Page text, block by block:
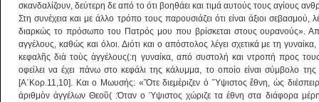
σκανδαλίζουν, δεύτερη δε από το ότι βοηθάει και τιμά αυτούς τους αγίους
Στη συνέχεια και με άλλο τρόπο τους παρουσιάζει ότι είναι άξιοι σεβασμού,
διαρκώς το πρόσωπο του Πατρός μου που βρίσκεται στους ουρανούς». Από
αγγέλους, καθώς και όλοι. Διότι και ο απόστολος λέγει σχετικά με τη γυναίκα,
κεφαλῆς διὰ τοὺς ἀγγέλους(:η γυναίκα, από συστολή και ντροπή προς
οφείλει να έχει πάνω στο κεφάλι της κάλυμμα, το οποίο είναι σύμβολο
[Α΄Κορ.11,10]. Και ο Μωυσής: «Ὃτε διεμέριζεν ὁ Ὕψιστος ἔθνη, ὡς
ἀριθμὸν ἀγγέλων Θεοῦ( :Όταν ο Ύψιστος χώριζε τα έθνη στα διάφορα